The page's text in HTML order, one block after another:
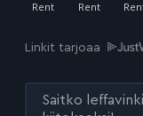
Linkit tarjoaa
Saitko